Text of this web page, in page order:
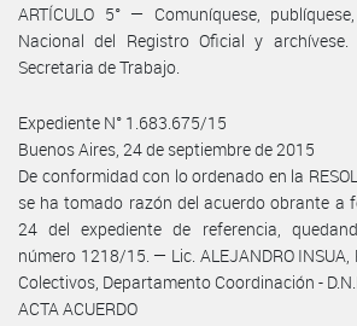
ARTÍCULO 5° — Comuníquese,
Nacional del Registro Oficial y archívese.
Secretaria de Trabajo.
Expediente N° 1.683.675/15
Buenos Aires, 24 de septiembre de 2015
De conformidad con lo ordenado en la
se ha tomado razón del acuerdo obrante a
24 del expediente de referencia,
número 1218/15. — Lic. ALEJANDRO
Colectivos, Departamento Coordinación -
ACTA ACUERDO